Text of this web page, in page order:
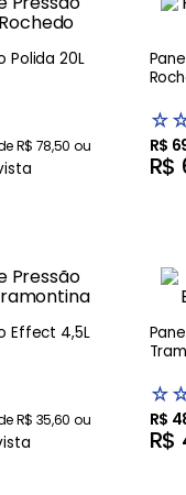
20L
R$ 78,50 ou
☆
R$
R$
Effect 4,5L
R$ 35,60 ou
☆
R$
R$